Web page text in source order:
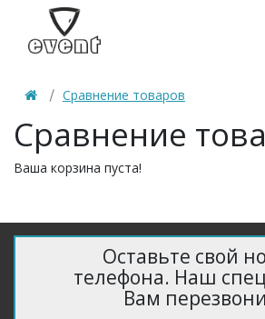
Сравнение товаров
Сравнение
Ваша корзина пуста!
Оставьте свой
телефона. Наш
Вам